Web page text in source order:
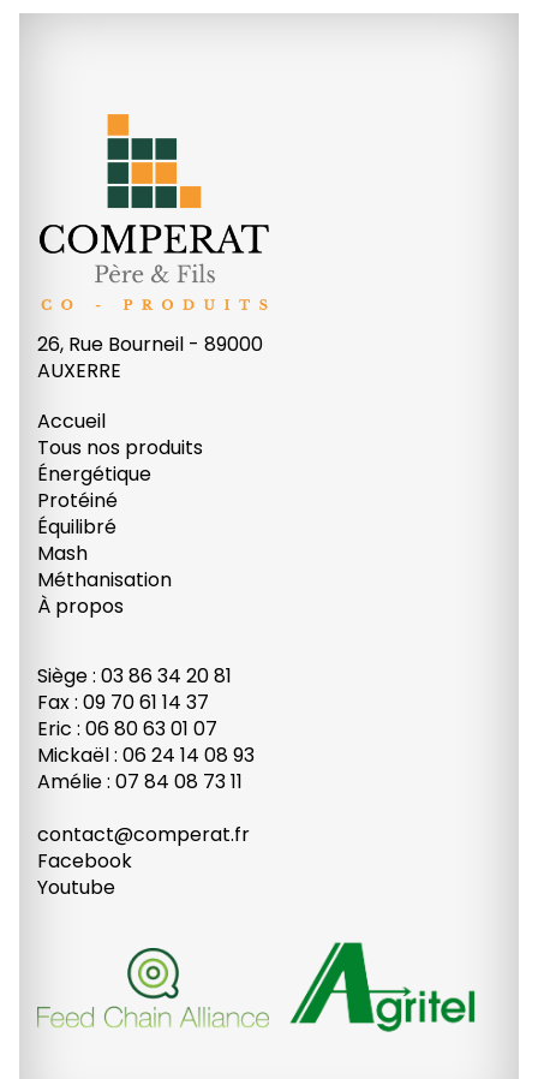
26, Rue Bourneil - 89000
AUXERRE
Accueil
Tous nos produits
Énergétique
Protéiné
Équilibré
Mash
Méthanisation
À propos
Siège : 03 86 34 20 81
Fax : 09 70 61 14 37
Eric : 06 80 63 01 07
Mickaël : 06 24 14 08 93
Amélie : 07 84 08 73 11
contact@comperat.fr
Facebook
Youtube